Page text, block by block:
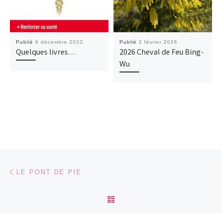
Publié 6 décembre 2022
Quelques livres…
Publié 2 février 2026
2026 Cheval de Feu Bing-
Wu
Parcourir les articles
LE PONT DE PIE